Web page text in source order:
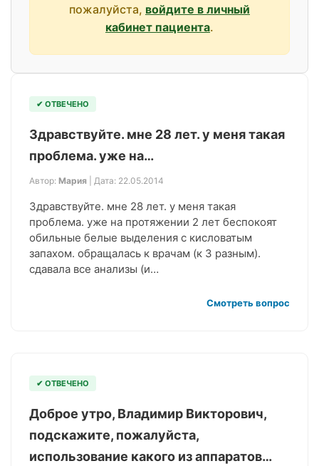
пожалуйста, войдите в личный
кабинет пациента.
✔ ОТВЕЧЕНО
Здравствуйте. мне 28 лет. у меня такая
проблема. уже на…
Автор: Мария | Дата: 22.05.2014
Здравствуйте. мне 28 лет. у меня такая
проблема. уже на протяжении 2 лет беспокоят
обильные белые выделения с кисловатым
запахом. обращалась к врачам (к 3 разным).
сдавала все анализы (и…
Смотреть вопрос
✔ ОТВЕЧЕНО
Доброе утро, Владимир Викторович,
подскажите, пожалуйста,
использование какого из аппаратов…